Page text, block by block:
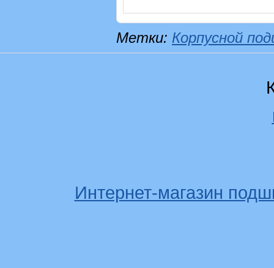
Метки: Корпусной
Интернет-магазин